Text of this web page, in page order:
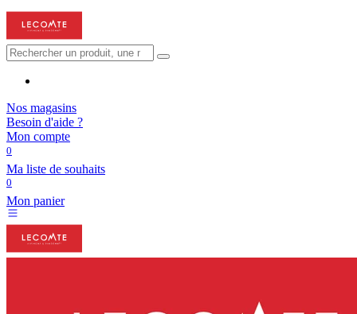
Nos magasins
Besoin d'aide ?
Mon compte
0
Ma liste de souhaits
0
Mon panier